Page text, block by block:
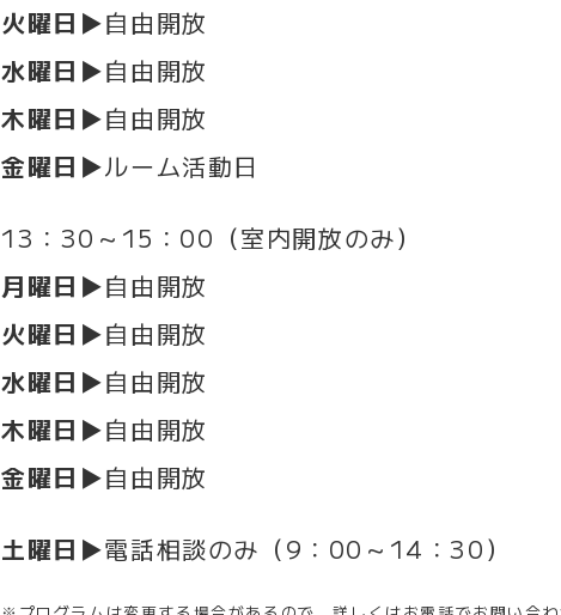
火曜日 ▶自由開放
水曜日▶自由開放
木曜日▶自由開放
金曜日▶ルーム活動日
13：30～15：00（室内開放のみ）
月曜日▶自由開放
火曜日 ▶自由開放
水曜日 ▶自由開放
木曜日 ▶自由開放
金曜日▶自由開放
土曜日 ▶電話相談のみ（9：00～14：30）